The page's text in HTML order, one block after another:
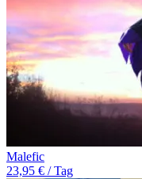
Malefic
23,95 € / Tag